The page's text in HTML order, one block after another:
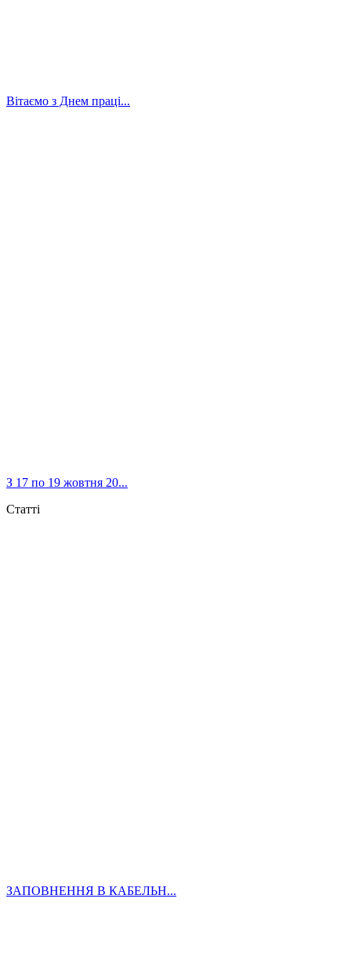
Вітаємо з Днем праці...
З 17 по 19 жовтня 20...
Статті
ЗАПОВНЕННЯ В КАБЕЛЬН...